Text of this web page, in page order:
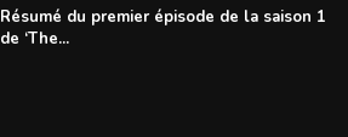
Résumé du premier épisode de la saison 1
de ‘The...